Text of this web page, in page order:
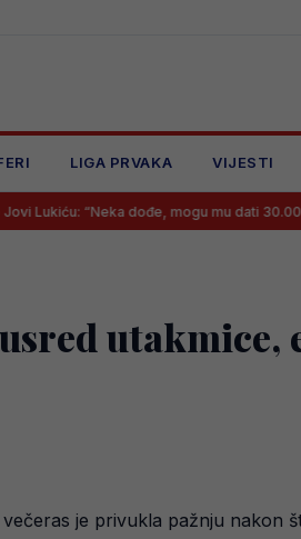
LIGA PRVAKA VIJESTI
dođe, mogu mu dati 30.000 eura
utakmice,
je privukla pažnju nakon